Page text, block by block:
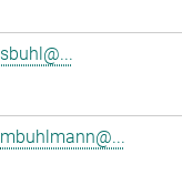
sbuhl@...
mbuhlmann@...